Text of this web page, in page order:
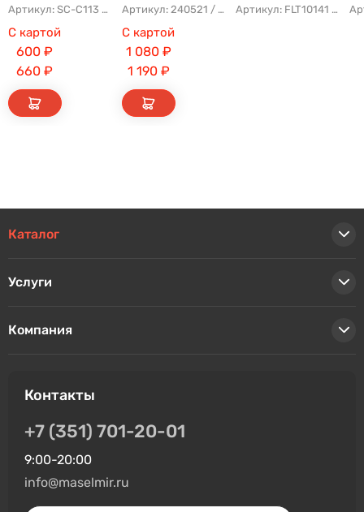
(AG779CF)
Артикул: SC-C113 AFW1107 8104400XKZ96A AG779CF
С картой
600 ₽
660 ₽
Промывка
Артикул: 240521 / 122929
С картой
1 080₽
1 190₽
Артикул: FLT10141 AFAD087 AG302ECO AP142/3
Каталог
Услуги
Компания
Контакты
+7 (351) 701-20-01
9:00-20:00
info@maselmir.ru